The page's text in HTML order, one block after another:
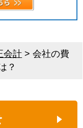
会計 >会社の費
？